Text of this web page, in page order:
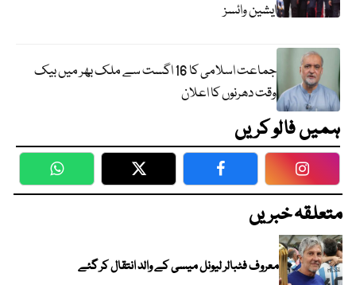
ایشین وائسز
جماعت اسلامی کا 16 اگست سے ملک بھر میں بیک
وقت دھرنوں کا اعلان
ہمیں فالو کریں
WhatsApp Twitter Facebook
متعلقہ خبریں
معروف فٹبالر لیونل میسی کے والد انتقال کر گئے